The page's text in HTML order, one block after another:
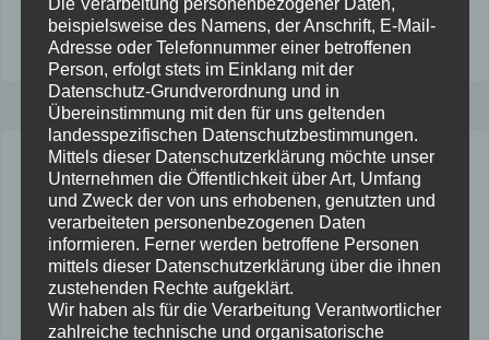
weiterlesen"Erinnert
euch…"
WO WOHNT DIE KATZE?
„Fort mit den Kellerwohnungen, die gut sind für Fässer und Kartoffeln,
aber nicht für Menschen! Raum für die Höfe!“
IM MIEZHAUS!
„Wenn man außerdem bedenkt, dass viele, die in diesen schlechten
Die Verarbeitung personenbezogener Daten,
beispielsweise des Namens, der Anschrift, E-Mail-
Adresse oder Telefonnummer einer betroffenen
Person, erfolgt stets im Einklang mit der
Datenschutz-Grundverordnung und in
Übereinstimmung mit den für uns geltenden
landesspezifischen Datenschutzbestimmungen.
Mittels dieser Datenschutzerklärung möchte unser
Unternehmen die Öffentlichkeit über Art, Umfang
und Zweck der von uns erhobenen, genutzten und
verarbeiteten personenbezogenen Daten
informieren. Ferner werden betroffene Personen
mittels dieser Datenschutzerklärung über die ihnen
zustehenden Rechte aufgeklärt.
Wir haben als für die Verarbeitung Verantwortlicher
zahlreiche technische und organisatorische